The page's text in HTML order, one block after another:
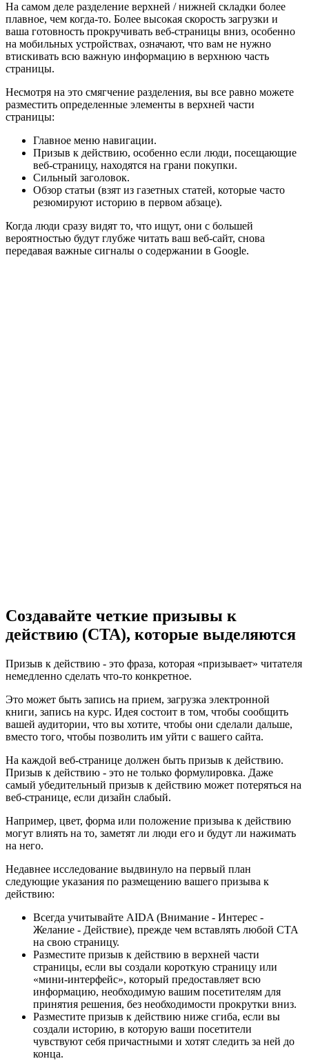
На самом деле разделение верхней / нижней складки более
плавное, чем когда-то. Более высокая скорость загрузки и
ваша готовность прокручивать веб-страницы вниз, особенно
на мобильных устройствах, означают, что вам не нужно
втискивать всю важную информацию в верхнюю часть
страницы.
Несмотря на это смягчение разделения, вы все равно можете
разместить определенные элементы в верхней части
страницы:
Главное меню навигации.
Призыв к действию, особенно если люди, посещающие
веб-страницу, находятся на грани покупки.
Сильный заголовок.
Обзор статьи (взят из газетных статей, которые часто
резюмируют историю в первом абзаце).
Когда люди сразу видят то, что ищут, они с большей
вероятностью будут глубже читать ваш веб-сайт, снова
передавая важные сигналы о содержании в Google.
Создавайте четкие призывы к
действию (CTA), которые выделяются
Призыв к действию - это фраза, которая «призывает» читателя
немедленно сделать что-то конкретное.
Это может быть запись на прием, загрузка электронной
книги, запись на курс. Идея состоит в том, чтобы сообщить
вашей аудитории, что вы хотите, чтобы они сделали дальше,
вместо того, чтобы позволить им уйти с вашего сайта.
На каждой веб-странице должен быть призыв к действию.
Призыв к действию - это не только формулировка. Даже
самый убедительный призыв к действию может потеряться на
веб-странице, если дизайн слабый.
Например, цвет, форма или положение призыва к действию
могут влиять на то, заметят ли люди его и будут ли нажимать
на него.
Недавнее исследование выдвинуло на первый план
следующие указания по размещению вашего призыва к
действию:
Всегда учитывайте AIDA (Внимание - Интерес -
Желание - Действие), прежде чем вставлять любой CTA
на свою страницу.
Разместите призыв к действию в верхней части
страницы, если вы создали короткую страницу или
«мини-интерфейс», который предоставляет всю
информацию, необходимую вашим посетителям для
принятия решения, без необходимости прокрутки вниз.
Разместите призыв к действию ниже сгиба, если вы
создали историю, в которую ваши посетители
чувствуют себя причастными и хотят следить за ней до
конца.